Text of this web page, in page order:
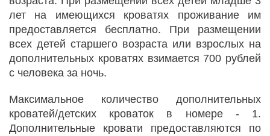
лет на имеющихся кроватях проживание им
предоставляется бесплатно. При размещении
всех детей старшего возраста или взрослых на
дополнительных кроватях взимается 700 рублей
с человека за ночь.
Максимальное количество дополнительных
кроватей/детских кроваток в номере - 1.
Дополнительные кровати предоставляются по